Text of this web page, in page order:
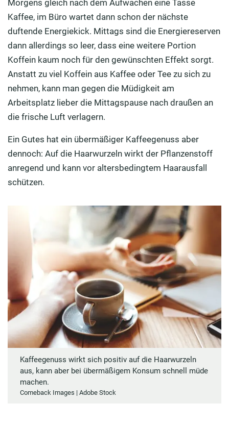
Morgens gleich nach dem Aufwachen eine Tasse
Kaffee, im Büro wartet dann schon der nächste
duftende Energiekick. Mittags sind die Energiereserven
dann allerdings so leer, dass eine weitere Portion
Koffein kaum noch für den gewünschten Effekt sorgt.
Anstatt zu viel Koffein aus Kaffee oder Tee zu sich zu
nehmen, kann man gegen die Müdigkeit am
Arbeitsplatz lieber die Mittagspause nach draußen an
die frische Luft verlagern.
Ein Gutes hat ein übermäßiger Kaffeegenuss aber
dennoch: Auf die Haarwurzeln wirkt der Pflanzenstoff
anregend und kann vor altersbedingtem Haarausfall
schützen.
Kaffeegenuss wirkt sich positiv auf die Haarwurzeln
aus, kann aber bei übermäßigem Konsum schnell müde
machen.
Comeback Images | Adobe Stock